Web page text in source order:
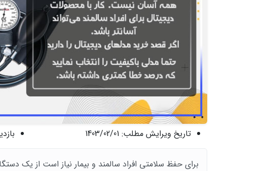
تاریخ ویرایش مطلب: 1403/02/01
برای حفظ سلامتی افراد سالمند و بیمار نیاز است از یک